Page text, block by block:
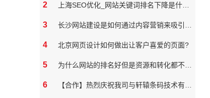
2
3
4 北京网页设计如何做出让客户喜爱的页面?
5
6